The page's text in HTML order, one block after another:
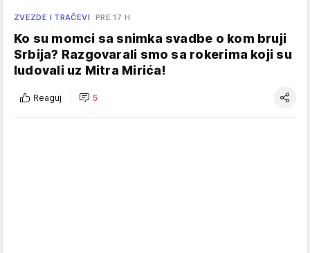
ZVEZDE I TRAČEVI PRE 17 H
Ko su momci sa snimka svadbe o kom bruji
Srbija? Razgovarali smo sa rokerima koji su
ludovali uz Mitra Mirića!
Reaguj 5